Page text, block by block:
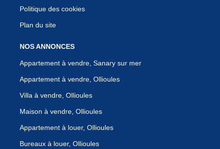
Politique des cookies
Plan du site
NOS ANNONCES
Appartement à vendre, Sanary sur mer
Appartement à vendre, Ollioules
Villa à vendre, Ollioules
Maison à vendre, Ollioules
Appartement à louer, Ollioules
Bureaux à louer, Ollioules